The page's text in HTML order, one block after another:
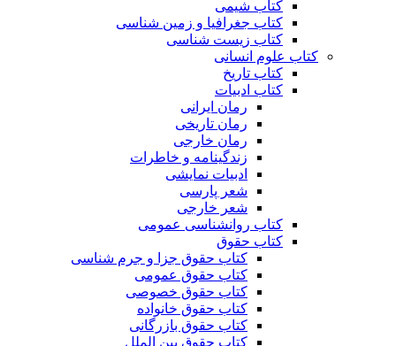
کتاب شیمی
کتاب جغرافیا و زمین شناسی
کتاب زیست شناسی
کتاب علوم انسانی
کتاب تاریخ
کتاب ادبیات
رمان ایرانی
رمان تاریخی
رمان خارجی
زندگینامه و خاطرات
ادبیات نمایشی
شعر پارسی
شعر خارجی
کتاب روانشناسی عمومی
کتاب حقوق
کتاب حقوق جزا و جرم شناسی
کتاب حقوق عمومی
کتاب حقوق خصوصی
کتاب حقوق خانواده
کتاب حقوق بازرگانی
کتاب حقوق بین الملل